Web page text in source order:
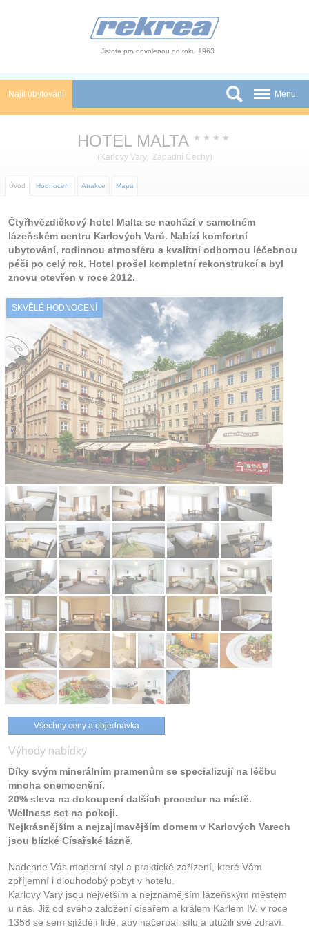
Jistota pro dovolenou od roku 1963
Najít ubytování
Autobusové zájezdy
Novinky
Atrakce
O nás
Menu
HOTEL MALTA ★ ★ ★ ★
( Karlovy Vary, Západní Čechy)
Úvod Hodnocení Atrakce Mapa
Čtyřhvězdičkový hotel Malta se nachází v samotném
lázeňském centru Karlových Varů. Nabízí komfortní
ubytování, rodinnou atmosféru a kvalitní odbornou léčebnou
péči po celý rok. Hotel prošel kompletní rekonstrukcí a byl
znovu otevřen v roce 2012.
SKVĚLÉ HODNOCENÍ
Všechny ceny a objednávka
Výhody nabídky
Díky svým minerálním pramenům se specializují na léčbu
mnoha onemocnění.
20% sleva na dokoupení dalších procedur na místě.
Wellness set na pokoji.
Nejkrásnějším a nejzajímavějším domem v Karlových Varech
jsou blízké Císařské lázně.
Nadchne Vás moderní styl a praktické zařízení, které Vám
zpříjemní i dlouhodobý pobyt v hotelu.
Karlovy Vary jsou největším a nejznámějším lázeňským městem
u nás. Již od svého založení císařem a králem Karlem IV. v roce
1358 se sem sjíždějí lidé, aby načerpali sílu a utužili své zdraví.